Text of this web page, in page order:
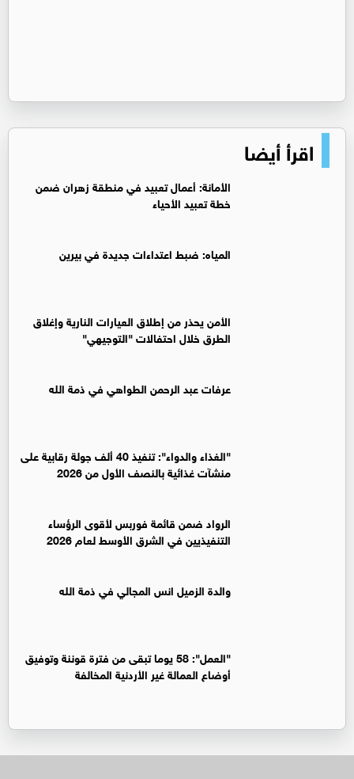
اقرأ أيضا
الأمانة: أعمال تعبيد في منطقة زهران ضمن
خطة تعبيد الأحياء
المياه: ضبط اعتداءات جديدة في بيرين
الأمن يحذر من إطلاق العيارات النارية وإغلاق
الطرق خلال احتفالات "التوجيهي"
عرفات عبد الرحمن الطواهي في ذمة الله
"الغذاء والدواء": تنفيذ 40 ألف جولة رقابية على
منشآت غذائية بالنصف الأول من 2026
الرواد ضمن قائمة فوربس لأقوى الرؤساء
التنفيذيين في الشرق الأوسط لعام 2026
والدة الزميل انس المجالي في ذمة الله
"العمل": 58 يوما تبقى من فترة قوننة وتوفيق
أوضاع العمالة غير الأردنية المخالفة